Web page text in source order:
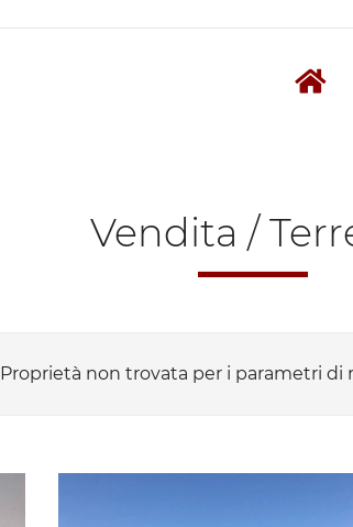
Vendita /
Proprietà non trovata per i parametri di